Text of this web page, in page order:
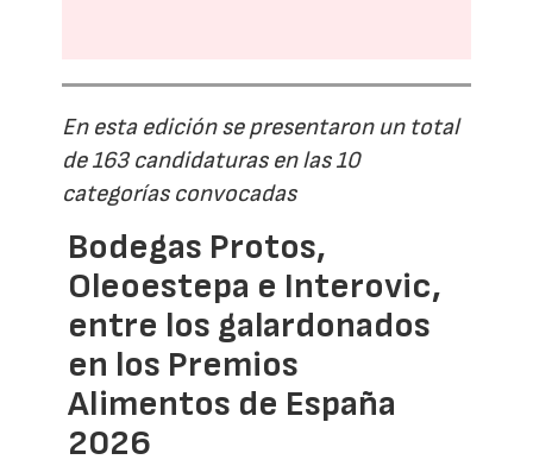
En esta edición se presentaron un total
de 163 candidaturas en las 10
categorías convocadas
Bodegas Protos,
Oleoestepa e Interovic,
entre los galardonados
en los Premios
Alimentos de España
2026